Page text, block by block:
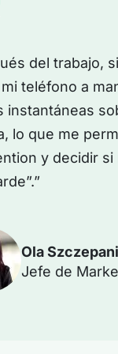
del trabajo,
teléfono a
instantáneas
lo que me
y decidir
Ola
Jefe de